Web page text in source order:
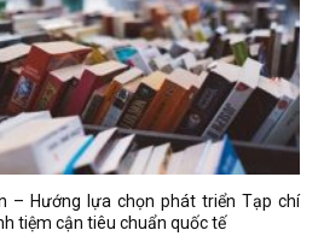
– Hướng lựa chọn phát triển Tạp chí
tiệm cận tiêu chuẩn quốc tế